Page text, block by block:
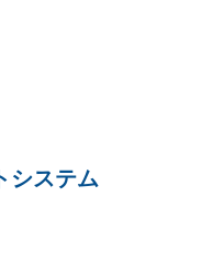
システム